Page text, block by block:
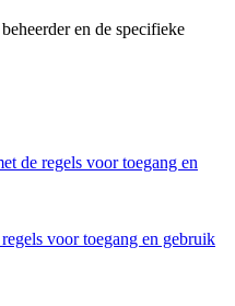
en de specifieke
de regels voor toegang en
voor toegang en gebruik